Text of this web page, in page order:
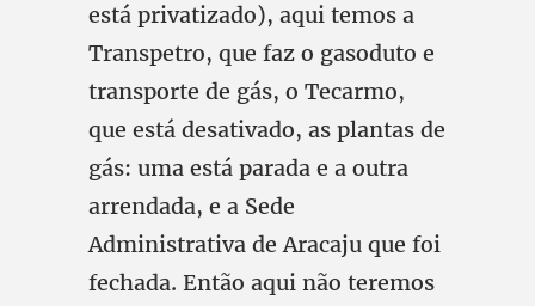
está privatizado), aqui temos a
Transpetro, que faz o gasoduto e
transporte de gás, o Tecarmo,
que está desativado, as plantas de
gás: uma está parada e a outra
arrendada, e a Sede
Administrativa de Aracaju que foi
fechada. Então aqui não teremos